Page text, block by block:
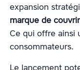
expansion
marque de
Ce qui offre ainsi
consommateurs.
Le lancement